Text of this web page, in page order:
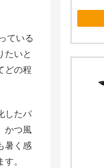
ている
たいと
どの程
したパ
かつ風
暑く感
。